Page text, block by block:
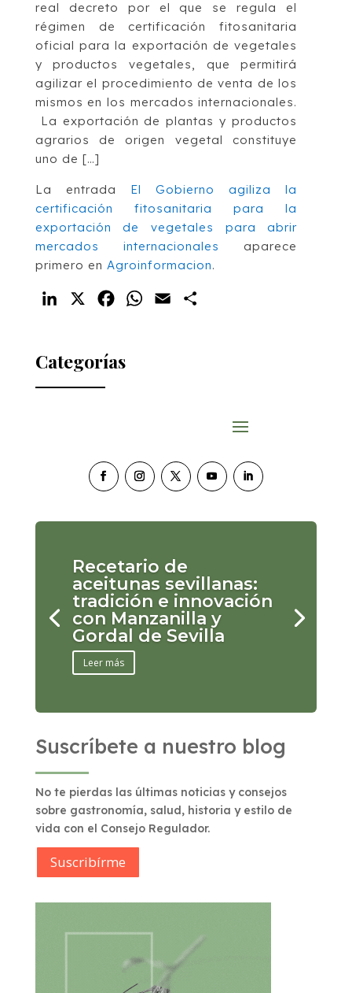
real decreto por el que se regula el
régimen de certificación fitosanitaria
oficial para la exportación de vegetales
y productos vegetales, que permitirá
agilizar el procedimiento de venta de los
mismos en los mercados internacionales.
La exportación de plantas y productos
agrarios de origen vegetal constituye
uno de […]
La entrada El Gobierno agiliza la
certificación fitosanitaria para la
exportación de vegetales para abrir
mercados internacionales
aparece
primero en Agroinformacion.
LinkedIn FacebookWhatsApp
Email
Categorías
Recetario de
aceitunas sevillanas:
tradición e innovación
con Manzanilla y
Gordal de Sevilla
Leer más
Suscríbete a nuestro blog
No te pierdas las últimas noticias y consejos
sobre gastronomía, salud, historia y estilo de
vida con el Consejo Regulador.
Suscribírme